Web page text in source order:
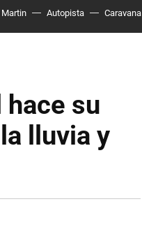
Autopista Caravana
hace su
lluvia y